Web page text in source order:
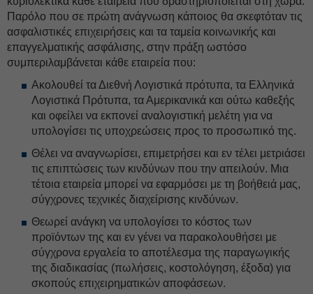
Παρόλο που σε πρώτη ανάγνωση κάποιος θα σκεφτόταν τις
ασφαλιστικές επιχειρήσεις και τα ταμεία κοινωνικής και
επαγγελματικής ασφάλισης, στην πράξη ωστόσο
συμπεριλαμβάνεται κάθε εταιρεία που:
Ακολουθεί τα Διεθνή Λογιστικά πρότυπα, τα Ελληνικά
Λογιστικά Πρότυπα, τα Αμερικανικά και ούτω καθεξής
και οφείλει να εκπονεί αναλογιστική μελέτη για να
υπολογίσει τις υποχρεώσεις προς το προσωπικό της.
Θέλει να αναγνωρίσει, επιμετρήσει και εν τέλει μετριάσει
τις επιπτώσεις των κινδύνων που την απειλούν. Μια
τέτοια εταιρεία μπορεί να εφαρμόσει με τη βοήθειά μας,
σύγχρονες τεχνικές διαχείρισης κινδύνων.
Θεωρεί ανάγκη να υπολογίσει το κόστος των
προϊόντων της και εν γένει να παρακολουθήσει με
σύγχρονα εργαλεία το αποτέλεσμα της παραγωγικής
της διαδικασίας (πωλήσεις, κοστολόγηση, έξοδα) για
σκοπούς επιχειρηματικών αποφάσεων.